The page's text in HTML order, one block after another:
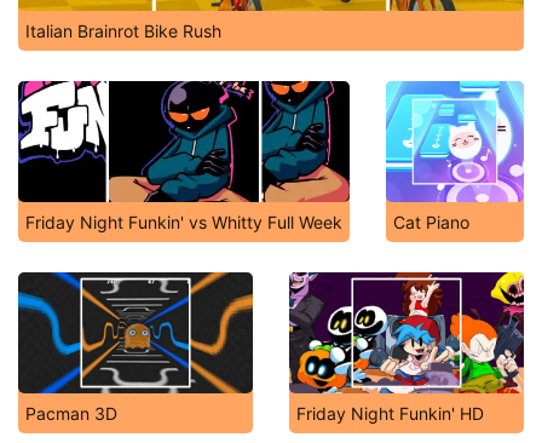
Italian Brainrot Bike Rush
Friday Night Funkin' vs Whitty Full Week Cat Piano
Pacman 3D Friday Night Funkin' HD